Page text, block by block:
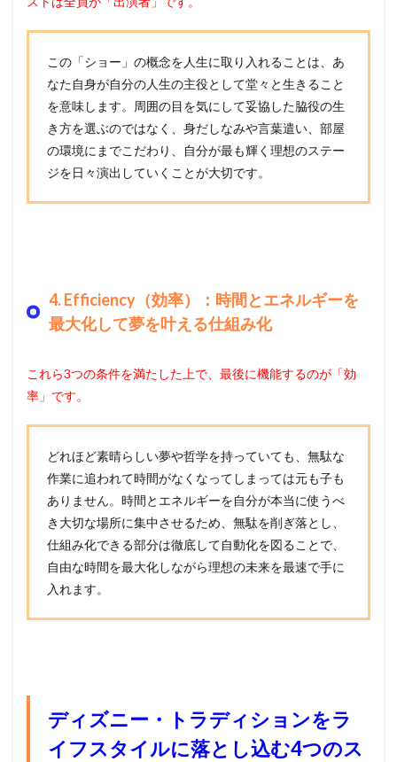
この「ショー」の概念を人生に取り入れることは、あ
なた自身が自分の人生の主役として堂々と生きること
を意味します。周囲の目を気にして妥協した脇役の生
き方を選ぶのではなく、身だしなみや言葉遣い、部屋
の環境にまでこだわり、自分が最も輝く理想のステー
ジを日々演出していくことが大切です。
4. Efficiency（効率）：時間とエネルギーを
最大化して夢を叶える仕組み化
これら3つの条件を満たした上で、最後に機能するのが「効
率」です。
どれほど素晴らしい夢や哲学を持っていても、無駄な
作業に追われて時間がなくなってしまっては元も子も
ありません。時間とエネルギーを自分が本当に使うべ
き大切な場所に集中させるため、無駄を削ぎ落とし、
仕組み化できる部分は徹底して自動化を図ることで、
自由な時間を最大化しながら理想の未来を最速で手に
入れます。
ディズニー・トラディションをラ
イフスタイルに落とし込む4つのス